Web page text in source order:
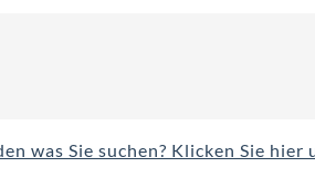
was Sie suchen? Klicken Sie hier